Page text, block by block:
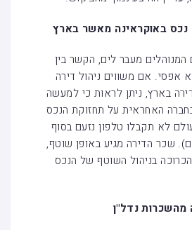
נכס באוקראינה מאשר בארץ
המנוהלים מעבר לים, הקשר בין
אפסי. אם משווים ניהול דירה
בארץ, ניתן לראות כי למעשה
האחראית על תחזוקת הנכס
לא תקבלו טלפון נזעם בסוף
שכר הדירה מגיע באופן שוטף,
בניהול השוטף של הנכס
מהשכרות נדל"ן